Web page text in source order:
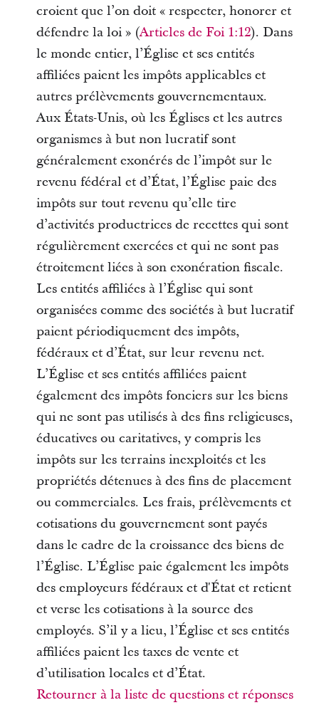
croient que l’on doit « respecter, honorer et
défendre la loi » (Articles de Foi 1:12). Dans
le monde entier, l’Église et ses entités
affiliées paient les impôts applicables et
autres prélèvements gouvernementaux.
Aux États-Unis, où les Églises et les autres
organismes à but non lucratif sont
généralement exonérés de l’impôt sur le
revenu fédéral et d’État, l’Église paie des
impôts sur tout revenu qu’elle tire
d’activités productrices de recettes qui sont
régulièrement exercées et qui ne sont pas
étroitement liées à son exonération fiscale.
Les entités affiliées à l’Église qui sont
organisées comme des sociétés à but lucratif
paient périodiquement des impôts,
fédéraux et d’État, sur leur revenu net.
L’Église et ses entités affiliées paient
également des impôts fonciers sur les biens
qui ne sont pas utilisés à des fins religieuses,
éducatives ou caritatives, y compris les
impôts sur les terrains inexploités et les
propriétés détenues à des fins de placement
ou commerciales. Les frais, prélèvements et
cotisations du gouvernement sont payés
dans le cadre de la croissance des biens de
l’Église. L’Église paie également les impôts
des employeurs fédéraux et d'État et retient
et verse les cotisations à la source des
employés. S’il y a lieu, l’Église et ses entités
affiliées paient les taxes de vente et
d’utilisation locales et d’État.
Retourner à la liste de questions et réponses